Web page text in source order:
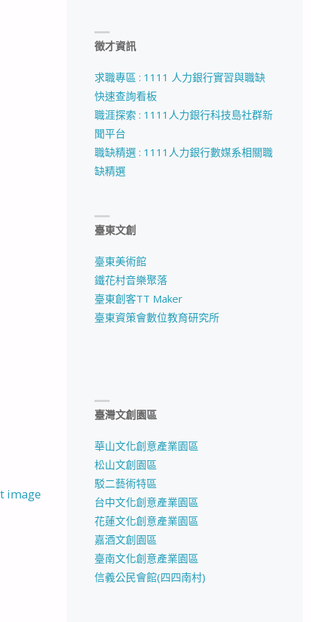
image
徵才資訊
求職專區 : 1111 人力銀行實習與職缺
快速查詢看板
職涯探索 : 1111人力銀行科技島社群新
聞平台
職缺精選 : 1111人力銀行數媒系相關職
缺精選
臺東文創
臺東美術館
鐵花村音樂聚落
臺東創客TT Maker
臺東資策會數位教育研究所
臺灣文創園區
華山文化創意產業園區
松山文創園區
駁二藝術特區
台中文化創意產業園區
花蓮文化創意產業園區
嘉酒文創園區
臺南文化創意產業園區
信義公民會館(四四南村)